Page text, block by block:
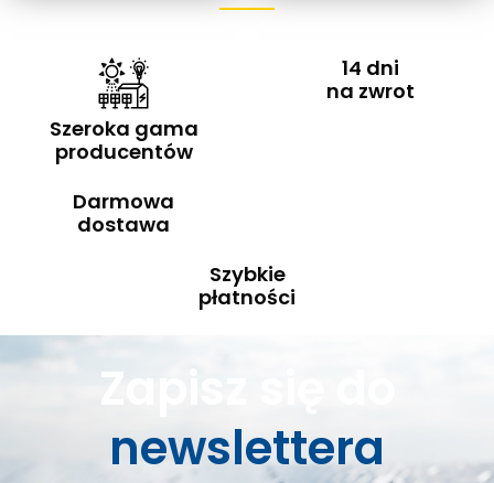
Szeroka gama
producentów
14 dni
na zwrot
Darmowa
dostawa
Szybkie
płatności
Zapisz się do
newslettera